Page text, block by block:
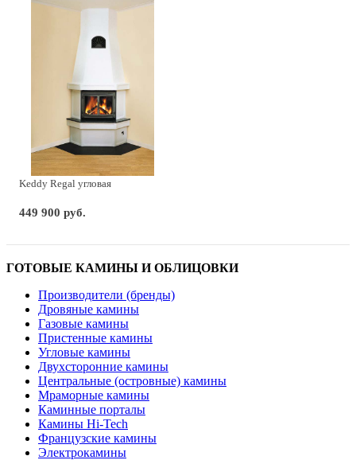
Keddy Regal угловая
449 900 руб.
ГОТОВЫЕ КАМИНЫ И ОБЛИЦОВКИ
Производители (бренды)
Дровяные камины
Газовые камины
Пристенные камины
Угловые камины
Двухсторонние камины
Центральные (островные) камины
Мраморные камины
Каминные порталы
Камины Hi-Tech
Французские камины
Электрокамины